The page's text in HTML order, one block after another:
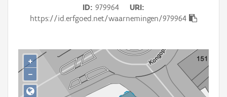
Gebeurtenis
Persoon of collectief
ID 979964
URI
https://id.erfgoed.net/waarnemingen/979964
+
−